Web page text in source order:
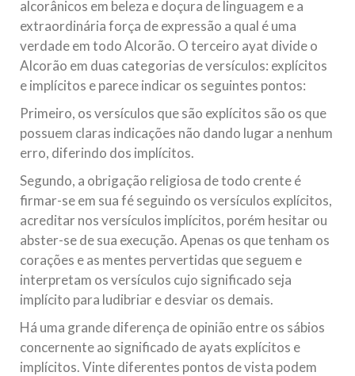
alcorânicos em beleza e doçura de linguagem e a
extraordinária força de expressão a qual é uma
verdade em todo Alcorão. O terceiro ayat divide o
Alcorão em duas categorias de versículos: explícitos
e implícitos e parece indicar os seguintes pontos:
Primeiro, os versículos que são explícitos são os que
possuem claras indicações não dando lugar a nenhum
erro, diferindo dos implícitos.
Segundo, a obrigação religiosa de todo crente é
firmar-se em sua fé seguindo os versículos explícitos,
acreditar nos versículos implícitos, porém hesitar ou
abster-se de sua execução. Apenas os que tenham os
corações e as mentes pervertidas que seguem e
interpretam os versículos cujo significado seja
implícito para ludibriar e desviar os demais.
Há uma grande diferença de opinião entre os sábios
concernente ao significado de ayats explícitos e
implícitos. Vinte diferentes pontos de vista podem